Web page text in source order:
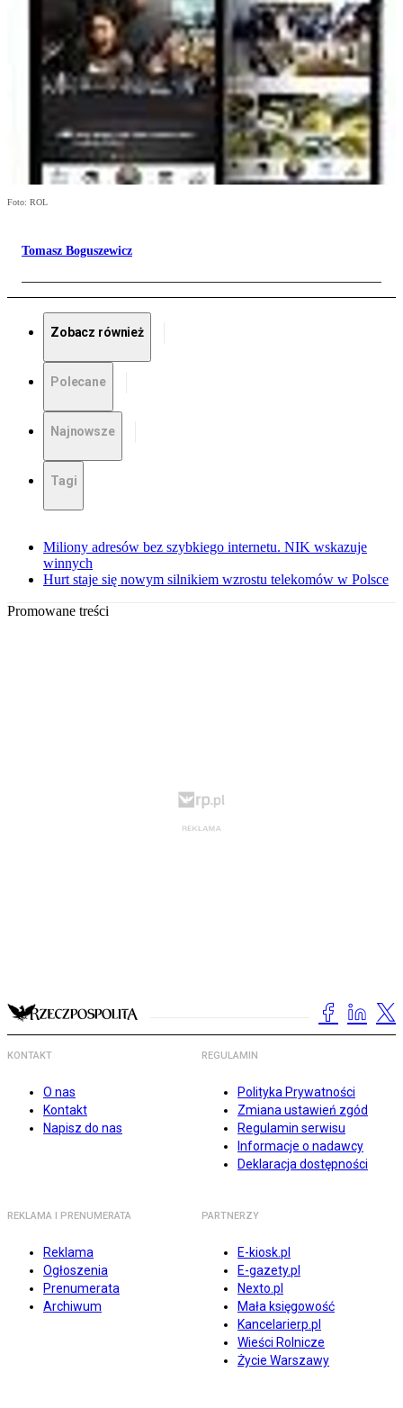
Foto: ROL
Tomasz Boguszewicz
Zobacz również
Polecane
Najnowsze
Tagi
Miliony adresów bez szybkiego internetu. NIK wskazuje
winnych
Hurt staje się nowym silnikiem wzrostu telekomów w Polsce
Promowane treści
KONTAKT
O nas
Kontakt
Napisz do nas
REGULAMIN
Polityka Prywatności
Zmiana ustawień zgód
Regulamin serwisu
Informacje o nadawcy
Deklaracja dostępności
REKLAMA I PRENUMERATA
Reklama
Ogłoszenia
Prenumerata
Archiwum
PARTNERZY
E-kiosk.pl
E-gazety.pl
Nexto.pl
Mała księgowość
Kancelarierp.pl
Wieści Rolnicze
Życie Warszawy